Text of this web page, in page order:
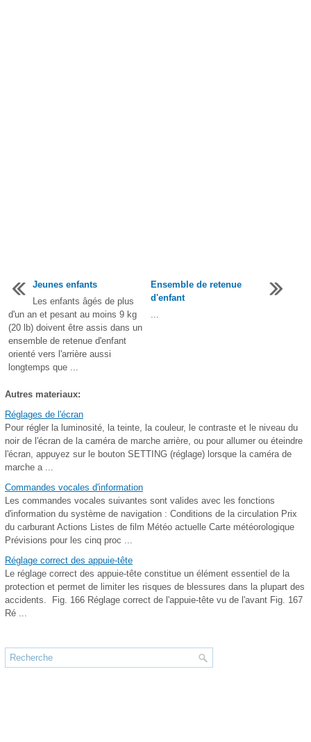
Jeunes enfants
Les enfants âgés de plus
d'un an et pesant au moins 9 kg
(20 lb) doivent être assis dans un
ensemble de retenue d'enfant
orienté vers l'arrière aussi
longtemps que ...
Ensemble de retenue
d'enfant
...
Autres materiaux:
Réglages de l'écran
Pour régler la luminosité, la teinte, la couleur, le contraste et le niveau du
noir de l'écran de la caméra de marche arrière, ou pour allumer ou éteindre
l'écran, appuyez sur le bouton SETTING (réglage) lorsque la caméra de
marche a ...
Commandes vocales d'information
Les commandes vocales suivantes sont valides avec les fonctions
d'information du système de navigation : Conditions de la circulation Prix
du carburant Actions Listes de film Météo actuelle Carte météorologique
Prévisions pour les cinq proc ...
Réglage correct des appuie-tête
Le réglage correct des appuie-tête constitue un élément essentiel de la
protection et permet de limiter les risques de blessures dans la plupart des
accidents. Fig. 166 Réglage correct de l'appuie-tête vu de l'avant Fig. 167
Ré ...